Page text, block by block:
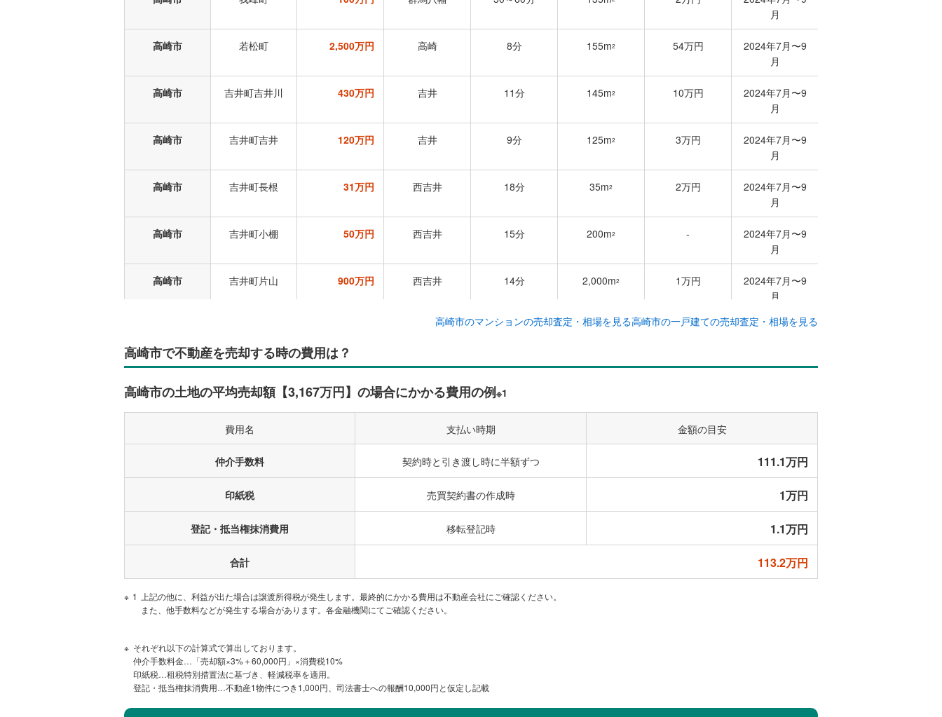
月
高崎市 若松町 2,500万円 高崎 8分 155m2 54万円
2024年7月〜9
月
高崎市 吉井町吉井川 430万円 吉井 11分 145m2 10万円
2024年7月〜9
月
高崎市 吉井町吉井 120万円 吉井 9分 125m2 3万円
2024年7月〜9
月
高崎市 吉井町長根 31万円 西吉井 18分 35m2 2万円
2024年7月〜9
月
高崎市 吉井町小棚 50万円 西吉井 15分 200m2 -
2024年7月〜9
月
高崎市 吉井町片山 900万円 西吉井 14分 2,000m2 1万円
2024年7月〜9
月
馬庭 30～60分 230m2 -
2024年7月〜9
9万円
棟高町 井野 60～90分
2024年7月〜9
高崎市 箕郷町矢原 160万円 群馬八幡 2時間以上 125m 4万円
2024年7月〜9
月
箕郷町東明屋
2024年7月〜9
月
高崎市 本郷町 500万円 群馬八幡
高崎市 福島町 1,800万円
高崎市のマンションの売却査定・相場を見る高崎市の一戸建ての売却査定・相場を見る
高崎市で不動産を売却する時の費用は？
高崎市の土地の平均売却額【3,167万円】の場合にかかる費用の例※1
費用名 支払い時期 金額の目安
仲介手数料 契約時と引き渡し時に半額ずつ 111.1万円
印紙税 売買契約書の作成時 1万円
登記・抵当権抹消費用 移転登記時 1.1万円
合計 113.2万円
1
上記の他に、利益が出た場合は譲渡所得税が発生します。最終的にかかる費用は不動産会社にご確認ください。
また、他手数料などが発生する場合があります。各金融機関にてご確認ください。
それぞれ以下の計算式で算出しております。
仲介手数料金…「売却額×3%＋60,000円」×消費税10%
印紙税…租税特別措置法に基づき、軽減税率を適用。
登記・抵当権抹消費用…不動産1物件につき1,000円、司法書士への報酬10,000円と仮定し記載